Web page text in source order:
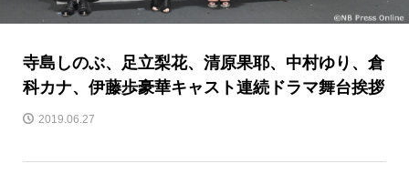
寺島しのぶ、足立梨花、清原果耶、中村ゆり、倉
科カナ、伊藤歩豪華キャスト連続ドラマ舞台挨拶
2019.06.27